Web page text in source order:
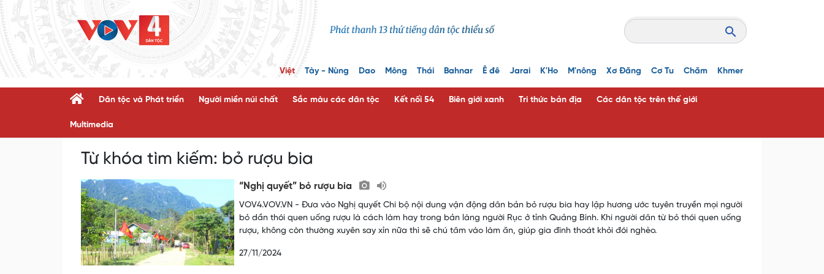
Việt Tày - Nùng Dao Mông Thái Bahnar Ê đê Jarai K'Ho M'nông Xơ Đăng Cơ Tu Chăm Khmer
Dân tộc và Phát triển Người miền núi chất Sắc màu các dân tộc Kết nối 54 Biên giới xanh Tri thức bản địa Các dân tộc trên thế giới
Multimedia
Từ khóa tìm kiếm: bỏ rượu bia
“Nghị quyết” bỏ rượu bia
VOV4.VOV.VN - Đưa vào Nghị quyết Chi bộ nội dung vận động dân bản bỏ rượu bia hay lập hương ước tuyên truyền mọi người
bỏ dần thói quen uống rượu là cách làm hay trong bản làng người Rục ở tỉnh Quảng Bình. Khi người dân từ bỏ thói quen uống
rượu, không còn thường xuyên say xỉn nữa thì sẽ chú tâm vào làm ăn, giúp gia đình thoát khỏi đói nghèo.
27/11/2024